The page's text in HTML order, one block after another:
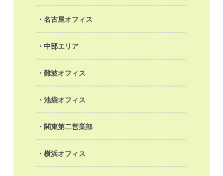
名古屋オフィス
中部エリア
難波オフィス
池袋オフィス
関東第二営業部
横浜オフィス